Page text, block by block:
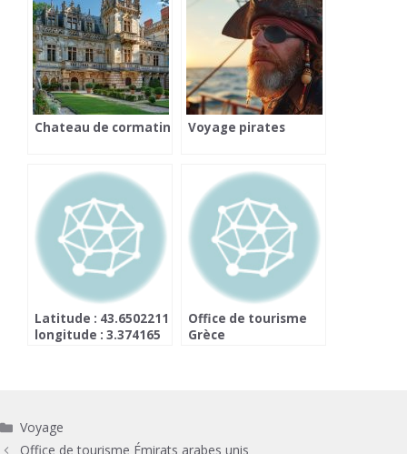
Chateau de cormatin Voyage pirates
Latitude : 43.6502211
longitude : 3.374165
Office de tourisme
Grèce
Catégories
Voyage
Office de tourisme Émirats arabes unis